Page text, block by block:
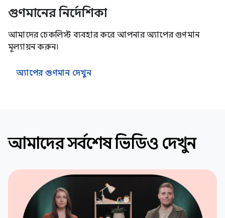
গুণমানের নির্দেশিকা
আমাদের চেকলিস্ট ব্যবহার করে আপনার অ্যাপের গুণমান
মূল্যায়ন করুন।
অ্যাপের গুণমান দেখুন
আমাদের সর্বশেষ ভিডিও দেখুন